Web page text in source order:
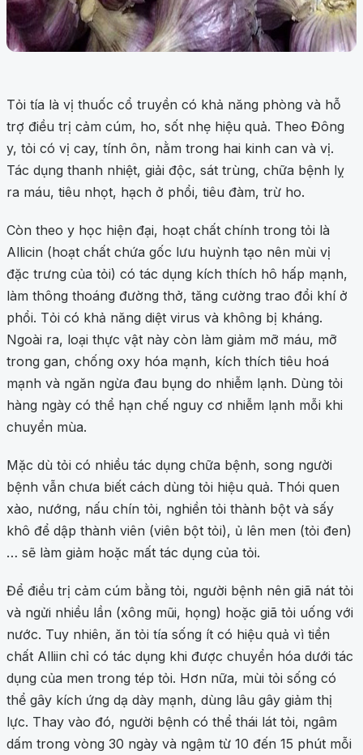
Tỏi tía là vị thuốc cổ truyền có khả năng phòng và hỗ
trợ điều trị cảm cúm, ho, sốt nhẹ hiệu quả. Theo Đông
y, tỏi có vị cay, tính ôn, nằm trong hai kinh can và vị.
Tác dụng thanh nhiệt, giải độc, sát trùng, chữa bệnh lỵ
ra máu, tiêu nhọt, hạch ở phổi, tiêu đàm, trừ ho.
Còn theo y học hiện đại, hoạt chất chính trong tỏi là
Allicin (hoạt chất chứa gốc lưu huỳnh tạo nên mùi vị
đặc trưng của tỏi) có tác dụng kích thích hô hấp mạnh,
làm thông thoáng đường thở, tăng cường trao đổi khí ở
phổi. Tỏi có khả năng diệt virus và không bị kháng.
Ngoài ra, loại thực vật này còn làm giảm mỡ máu, mỡ
trong gan, chống oxy hóa mạnh, kích thích tiêu hoá
mạnh và ngăn ngừa đau bụng do nhiễm lạnh. Dùng tỏi
hàng ngày có thể hạn chế nguy cơ nhiễm lạnh mỗi khi
chuyển mùa.
Mặc dù tỏi có nhiều tác dụng chữa bệnh, song người
bệnh vẫn chưa biết cách dùng tỏi hiệu quả. Thói quen
xào, nướng, nấu chín tỏi, nghiền tỏi thành bột và sấy
khô để dập thành viên (viên bột tỏi), ủ lên men (tỏi đen)
… sẽ làm giảm hoặc mất tác dụng của tỏi.
Để điều trị cảm cúm bằng tỏi, người bệnh nên giã nát tỏi
và ngửi nhiều lần (xông mũi, họng) hoặc giã tỏi uống với
nước. Tuy nhiên, ăn tỏi tía sống ít có hiệu quả vì tiền
chất Alliin chỉ có tác dụng khi được chuyển hóa dưới tác
dụng của men trong tép tỏi. Hơn nữa, mùi tỏi sống có
thể gây kích ứng dạ dày mạnh, dùng lâu gây giảm thị
lực. Thay vào đó, người bệnh có thể thái lát tỏi, ngâm
dấm trong vòng 30 ngày và ngậm từ 10 đến 15 phút mỗi